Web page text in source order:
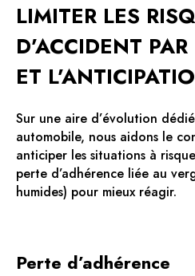
LIMITER LES
D’ACCIDENT
ET
Sur une aire d’évolution
automobile, nous aidons le
anticiper les situations à
perte d’adhérence liée au
humides) pour mieux réagir.
Perte d’adhérence